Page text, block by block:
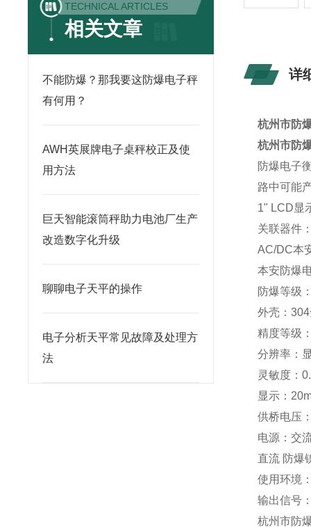
TECHNICAL ARTICLES
相关文章
不能防爆？那我要这防爆电子秤
有何用？
AWH英展牌电子桌秤校正及使
用方法
巨天智能滚筒秤助力电池厂生产
改造数字化升级
聊聊电子天平的操作
电子分析天平常见故障及处理方
法
详
杭州市防
杭州市防
防爆电子
路中可能
1" LCD显
关联器件
AC/DC本
本安防爆
防爆等级
外壳：304
精度等级
分辨率：
灵敏度：
显示：
供桥电压
电源：交
直流 防爆
使用环境
输出信号
杭州市防